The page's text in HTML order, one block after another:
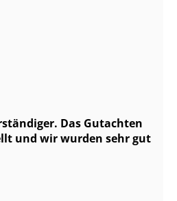
Das Gutachten
und wir wurden sehr gut